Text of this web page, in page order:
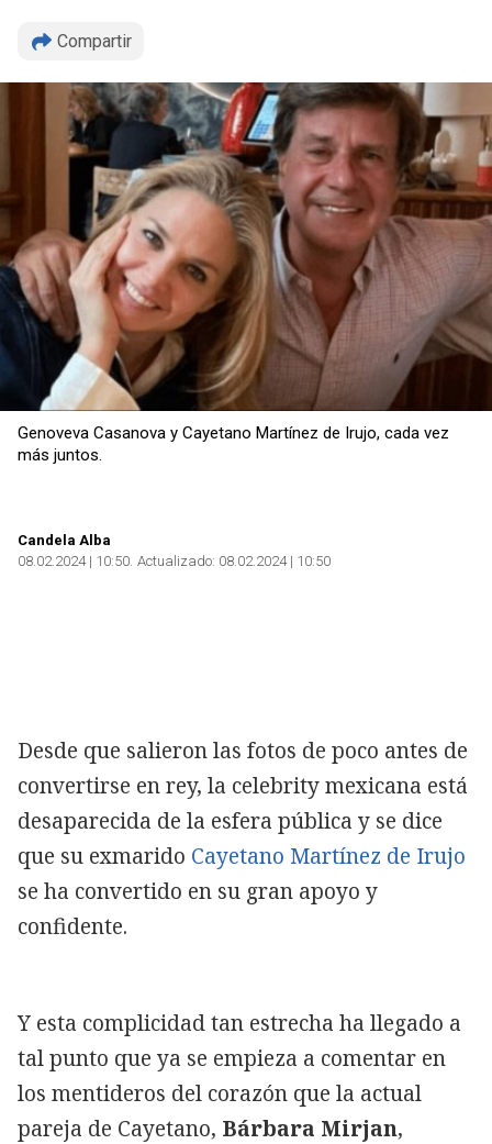
Compartir
Copiar
Genoveva Casanova y Cayetano Martínez de Irujo, cada vez
más juntos.
Candela Alba
08.02.2024 | 10:50 Actualizado: 08.02.2024 | 10:50
Desde que salieron las fotos de poco antes de
convertirse en rey, la celebrity mexicana está
desaparecida de la esfera pública y se dice
que su exmarido Cayetano Martínez de Irujo
se ha convertido en su gran apoyo y
confidente.
Y esta complicidad tan estrecha ha llegado a
tal punto que ya se empieza a comentar en
los mentideros del corazón que la actual
pareja de Cayetano, Bárbara Mirjan,